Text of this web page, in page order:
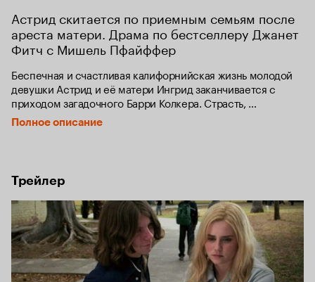
Астрид скитается по приемным семьям после
ареста матери. Драма по бестселлеру Джанет
Фитч с Мишель Пфайффер
Беспечная и счастливая калифорнийская жизнь молодой
девушки Астрид и её матери Ингрид заканчивается с
приходом загадочного Барри Колкера. Страсть,
разгоревшаяся между Ингрид и Барри, вскоре угасает.
Сердце Ингрид разбито, она жаждет мести и решает
Полное описание
Трейлер